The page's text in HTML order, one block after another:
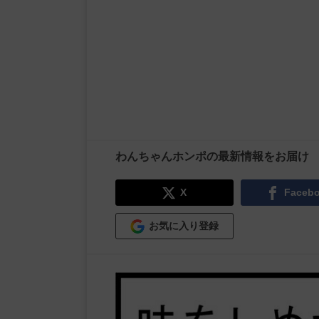
わんちゃんホンポの最新情報をお届け
X
お気に入り登録